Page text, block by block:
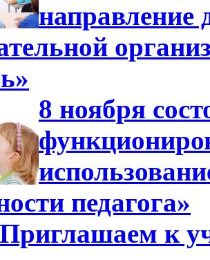
направление
8 ноября
педагога»
Приглашаем к